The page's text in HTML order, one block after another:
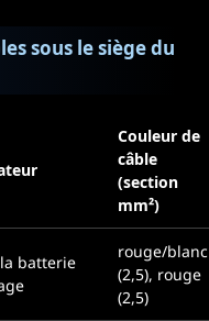
sous le siège du
Couleur de
câble
(section
mm²)
batterie
rouge/blanc
(2,5), rouge
(2,5)